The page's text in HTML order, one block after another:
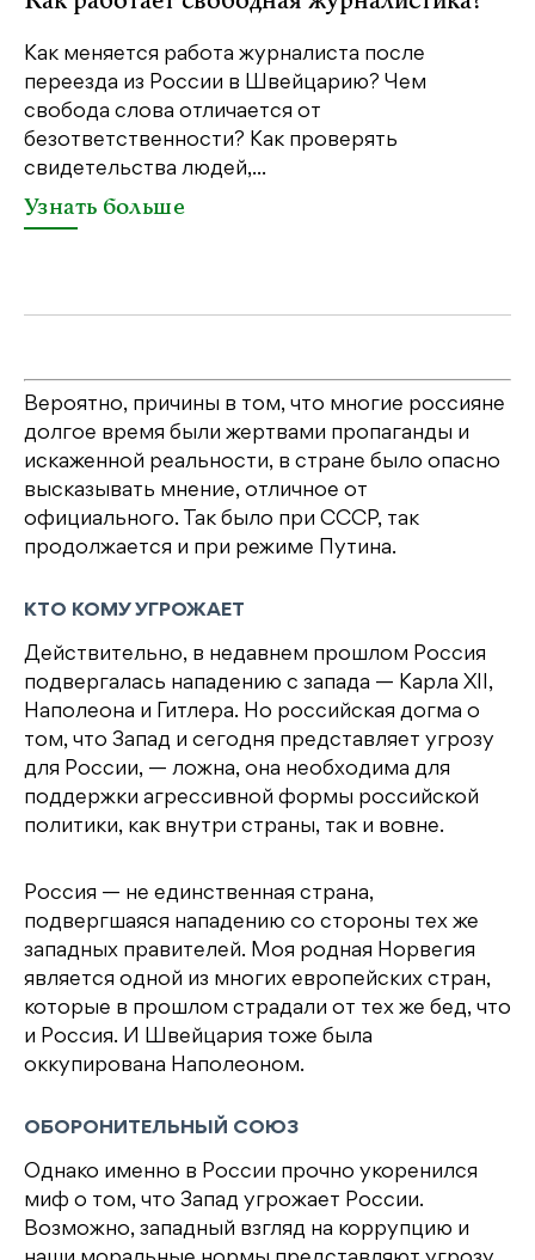
Как меняется работа журналиста после
переезда из России в Швейцарию? Чем
свобода слова отличается от
безответственности? Как проверять
свидетельства людей,...
Узнать больше
Вероятно, причины в том, что многие россияне
долгое время были жертвами пропаганды и
искаженной реальности, в стране было опасно
высказывать мнение, отличное от
официального. Так было при СССР, так
продолжается и при режиме Путина.
КТО КОМУ УГРОЖАЕТ
Действительно, в недавнем прошлом Россия
подвергалась нападению с запада — Карла XII,
Наполеона и Гитлера. Но российская догма о
том, что Запад и сегодня представляет угрозу
для России, — ложна, она необходима для
поддержки агрессивной формы российской
политики, как внутри страны, так и вовне.
Россия — не единственная страна,
подвергшаяся нападению со стороны тех же
западных правителей. Моя родная Норвегия
является одной из многих европейских стран,
которые в прошлом страдали от тех же бед, что
и Россия. И Швейцария тоже была
оккупирована Наполеоном.
ОБОРОНИТЕЛЬНЫЙ СОЮЗ
Однако именно в России прочно укоренился
миф о том, что Запад угрожает России.
Возможно, западный взгляд на коррупцию и